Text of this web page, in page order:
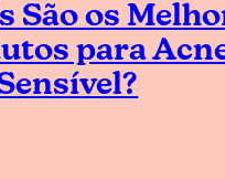
São os
para